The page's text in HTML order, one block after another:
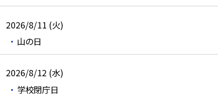
2026/8/11 (火)
山の日
2026/8/12 (水)
学校閉庁日